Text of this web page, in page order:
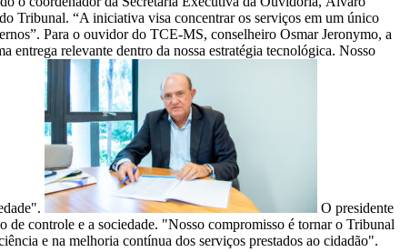
Tribunal. “A iniciativa visa concentrar os serviços em um único
Para o ouvidor do TCE-MS, conselheiro Osmar Jeronymo, a
entrega relevante dentro da nossa estratégia tecnológica. Nosso
O presidente
controle e a sociedade. "Nosso compromisso é tornar o Tribunal
e na melhoria contínua dos serviços prestados ao cidadão".